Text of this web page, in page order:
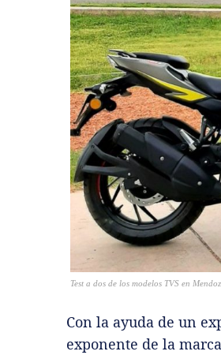
Test a dos de los modelos TVS en
Con la ayuda de un
exponente de la